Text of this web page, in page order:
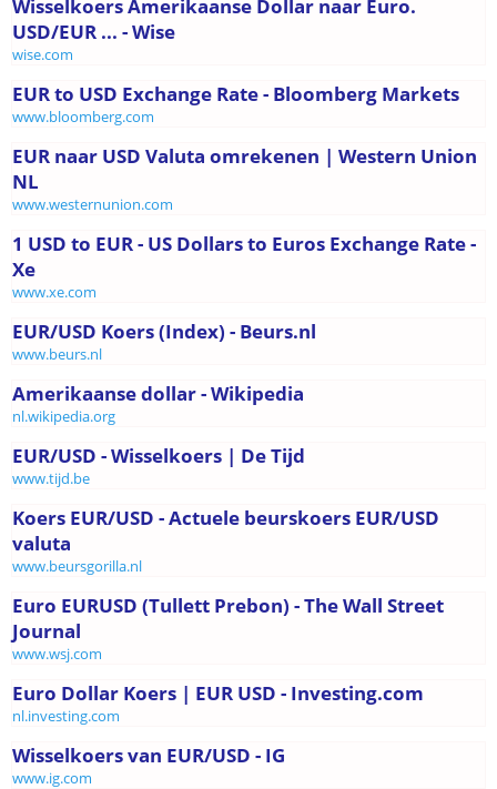
Wisselkoers Amerikaanse Dollar naar Euro.
USD/EUR ... - Wise
wise.com
EUR to USD Exchange Rate - Bloomberg Markets
www.bloomberg.com
EUR naar USD Valuta omrekenen | Western Union
NL
www.westernunion.com
1 USD to EUR - US Dollars to Euros Exchange Rate -
Xe
www.xe.com
EUR/USD Koers (Index) - Beurs.nl
www.beurs.nl
Amerikaanse dollar - Wikipedia
nl.wikipedia.org
EUR/USD - Wisselkoers | De Tijd
www.tijd.be
Koers EUR/USD - Actuele beurskoers EUR/USD
valuta
www.beursgorilla.nl
Euro EURUSD (Tullett Prebon) - The Wall Street
Journal
www.wsj.com
Euro Dollar Koers | EUR USD - Investing.com
nl.investing.com
Wisselkoers van EUR/USD - IG
www.ig.com